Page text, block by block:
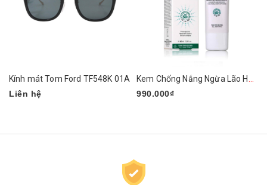
Kính mát Tom Ford TF548K 01A
Liên hệ
990.000₫